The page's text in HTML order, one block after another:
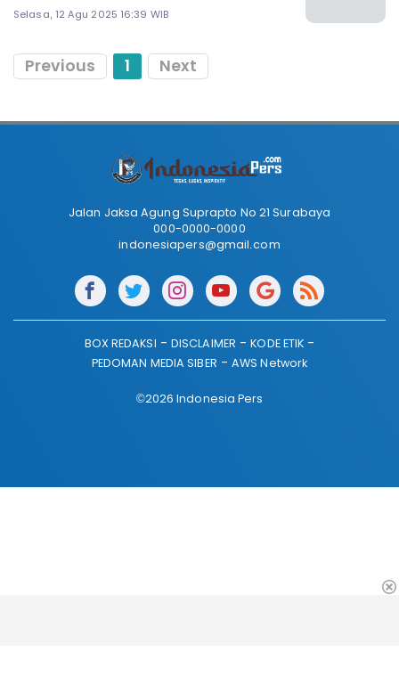
Selasa, 12 Agu 2025 16:39 WIB
Previous 1 Next
Jalan Jaksa Agung Suprapto No 21 Surabaya
000-0000-0000
indonesiapers@gmail.com
BOX REDAKSI DISCLAIMER
KODE ETIK
PEDOMAN MEDIA SIBER
AWS Network
©2026 Indonesia Pers